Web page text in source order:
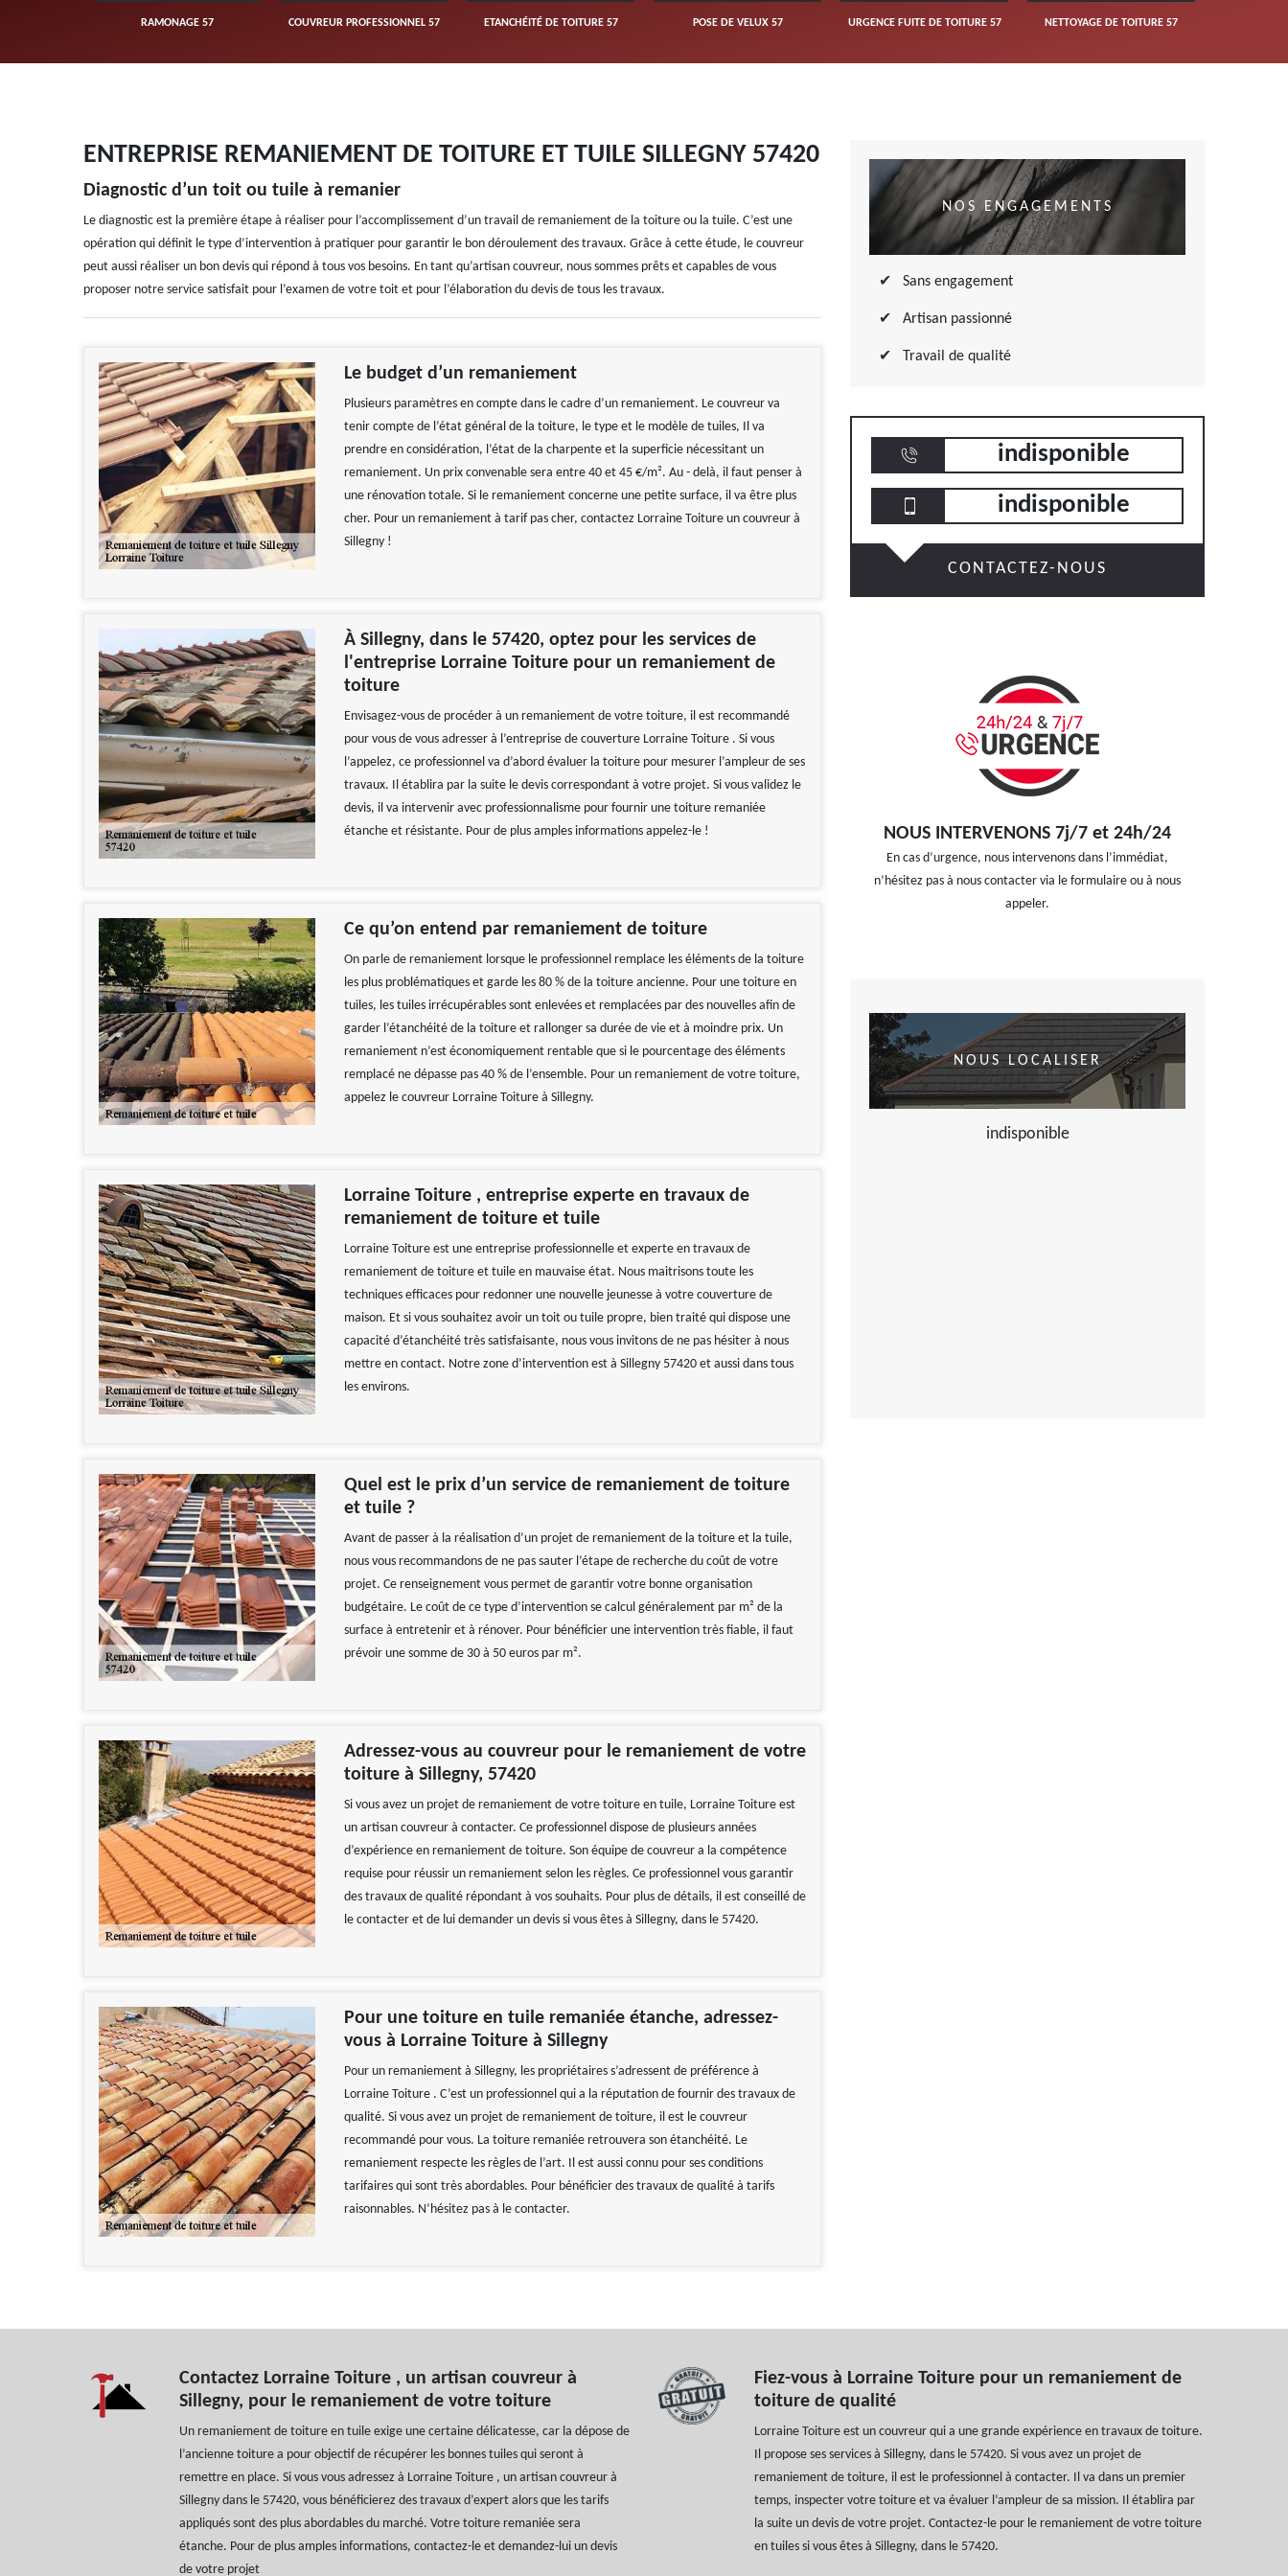
RAMONAGE 57 COUVREUR PROFESSIONNEL 57 ETANCHÉITÉ DE TOITURE 57 POSE DE VELUX 57 URGENCE FUITE DE TOITURE 57 NETTOYAGE DE TOITURE 57
ENTREPRISE REMANIEMENT DE TOITURE ET TUILE SILLEGNY 57420
Diagnostic d’un toit ou tuile à remanier
Le diagnostic est la première étape à réaliser pour l’accomplissement d’un travail de remaniement de la toiture ou la tuile. C’est une
opération qui définit le type d’intervention à pratiquer pour garantir le bon déroulement des travaux. Grâce à cette étude, le couvreur
peut aussi réaliser un bon devis qui répond à tous vos besoins. En tant qu’artisan couvreur, nous sommes prêts et capables de vous
proposer notre service satisfait pour l’examen de votre toit et pour l’élaboration du devis de tous les travaux.
Le budget d’un remaniement
Plusieurs paramètres en compte dans le cadre d’un remaniement. Le couvreur va
tenir compte de l’état général de la toiture, le type et le modèle de tuiles, Il va
prendre en considération, l’état de la charpente et la superficie nécessitant un
remaniement. Un prix convenable sera entre 40 et 45 €/m². Au - delà, il faut penser à
une rénovation totale. Si le remaniement concerne une petite surface, il va être plus
cher. Pour un remaniement à tarif pas cher, contactez Lorraine Toiture un couvreur à
Sillegny !
À Sillegny, dans le 57420, optez pour les services de
l'entreprise Lorraine Toiture pour un remaniement de
toiture
Envisagez-vous de procéder à un remaniement de votre toiture, il est recommandé
pour vous de vous adresser à l’entreprise de couverture Lorraine Toiture . Si vous
l’appelez, ce professionnel va d’abord évaluer la toiture pour mesurer l’ampleur de ses
travaux. Il établira par la suite le devis correspondant à votre projet. Si vous validez le
devis, il va intervenir avec professionnalisme pour fournir une toiture remaniée
étanche et résistante. Pour de plus amples informations appelez-le !
Ce qu’on entend par remaniement de toiture
On parle de remaniement lorsque le professionnel remplace les éléments de la toiture
les plus problématiques et garde les 80 % de la toiture ancienne. Pour une toiture en
tuiles, les tuiles irrécupérables sont enlevées et remplacées par des nouvelles afin de
garder l’étanchéité de la toiture et rallonger sa durée de vie et à moindre prix. Un
remaniement n’est économiquement rentable que si le pourcentage des éléments
remplacé ne dépasse pas 40 % de l’ensemble. Pour un remaniement de votre toiture,
appelez le couvreur Lorraine Toiture à Sillegny.
Lorraine Toiture , entreprise experte en travaux de
remaniement de toiture et tuile
Lorraine Toiture est une entreprise professionnelle et experte en travaux de
remaniement de toiture et tuile en mauvaise état. Nous maitrisons toute les
techniques efficaces pour redonner une nouvelle jeunesse à votre couverture de
maison. Et si vous souhaitez avoir un toit ou tuile propre, bien traité qui dispose une
capacité d’étanchéité très satisfaisante, nous vous invitons de ne pas hésiter à nous
mettre en contact. Notre zone d’intervention est à Sillegny 57420 et aussi dans tous
les environs.
Quel est le prix d’un service de remaniement de toiture
et tuile ?
Avant de passer à la réalisation d’un projet de remaniement de la toiture et la tuile,
nous vous recommandons de ne pas sauter l’étape de recherche du coût de votre
projet. Ce renseignement vous permet de garantir votre bonne organisation
budgétaire. Le coût de ce type d’intervention se calcul généralement par m² de la
surface à entretenir et à rénover. Pour bénéficier une intervention très fiable, il faut
prévoir une somme de 30 à 50 euros par m².
Adressez-vous au couvreur pour le remaniement de votre
toiture à Sillegny, 57420
Si vous avez un projet de remaniement de votre toiture en tuile, Lorraine Toiture est
un artisan couvreur à contacter. Ce professionnel dispose de plusieurs années
d’expérience en remaniement de toiture. Son équipe de couvreur a la compétence
requise pour réussir un remaniement selon les règles. Ce professionnel vous garantir
des travaux de qualité répondant à vos souhaits. Pour plus de détails, il est conseillé de
le contacter et de lui demander un devis si vous êtes à Sillegny, dans le 57420.
Pour une toiture en tuile remaniée étanche, adressez-
vous à Lorraine Toiture à Sillegny
Pour un remaniement à Sillegny, les propriétaires s’adressent de préférence à
Lorraine Toiture . C’est un professionnel qui a la réputation de fournir des travaux de
qualité. Si vous avez un projet de remaniement de toiture, il est le couvreur
recommandé pour vous. La toiture remaniée retrouvera son étanchéité. Le
remaniement respecte les règles de l’art. Il est aussi connu pour ses conditions
tarifaires qui sont très abordables. Pour bénéficier des travaux de qualité à tarifs
raisonnables. N’hésitez pas à le contacter.
NOS ENGAGEMENTS
Sans engagement
Artisan passionné
Travail de qualité
indisponible
indisponible
CONTACTEZ-NOUS
NOUS INTERVENONS 7j/7 et 24h/24
En cas d’urgence, nous intervenons dans l’immédiat,
n’hésitez pas à nous contacter via le formulaire ou à nous
appeler.
NOUS LOCALISER
indisponible
Contactez Lorraine Toiture , un artisan couvreur à
Sillegny, pour le remaniement de votre toiture
Un remaniement de toiture en tuile exige une certaine délicatesse, car la dépose de
l’ancienne toiture a pour objectif de récupérer les bonnes tuiles qui seront à
remettre en place. Si vous vous adressez à Lorraine Toiture , un artisan couvreur à
Sillegny dans le 57420, vous bénéficierez des travaux d’expert alors que les tarifs
appliqués sont des plus abordables du marché. Votre toiture remaniée sera
étanche. Pour de plus amples informations, contactez-le et demandez-lui un devis
de votre projet
Fiez-vous à Lorraine Toiture pour un remaniement de
toiture de qualité
Lorraine Toiture est un couvreur qui a une grande expérience en travaux de toiture.
Il propose ses services à Sillegny, dans le 57420. Si vous avez un projet de
remaniement de toiture, il est le professionnel à contacter. Il va dans un premier
temps, inspecter votre toiture et va évaluer l’ampleur de sa mission. Il établira par
la suite un devis de votre projet. Contactez-le pour le remaniement de votre toiture
en tuiles si vous êtes à Sillegny, dans le 57420.